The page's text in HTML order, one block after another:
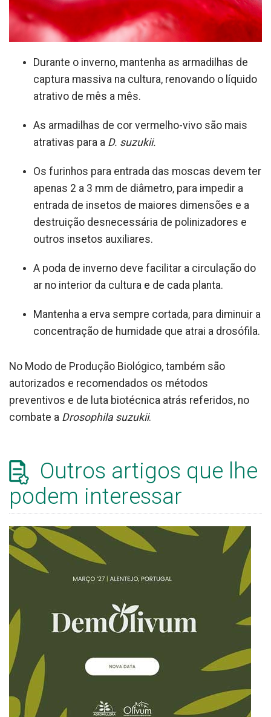
Durante o inverno, mantenha as armadilhas de
captura massiva na cultura, renovando o líquido
atrativo de mês a mês.
As armadilhas de cor vermelho-vivo são mais
atrativas para a D. suzukii.
Os furinhos para entrada das moscas devem ter
apenas 2 a 3 mm de diâmetro, para impedir a
entrada de insetos de maiores dimensões e a
destruição desnecessária de polinizadores e
outros insetos auxiliares.
A poda de inverno deve facilitar a circulação do
ar no interior da cultura e de cada planta.
Mantenha a erva sempre cortada, para diminuir a
concentração de humidade que atrai a drosófila.
No Modo de Produção Biológico, também são
autorizados e recomendados os métodos
preventivos e de luta biotécnica atrás referidos, no
combate a Drosophila suzukii.
Outros artigos que lhe
podem interessar